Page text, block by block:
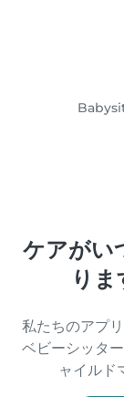
ケアがい
り
私たちのアプ
ベビーシッタ
ャイルド